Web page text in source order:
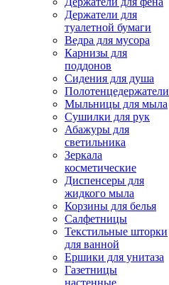
Держатели для
туалетной бумаги
Ведра для мусора
Карнизы для
поддонов
Сидения для душа
Полотенцедержатели
Мыльницы для мыла
Сушилки для рук
Абажуры для
светильника
Зеркала
косметические
Диспенсеры для
жидкого мыла
Корзины для белья
Салфетницы
Текстильные шторки
для ванной
Ершики для унитаза
Газетницы
настенные